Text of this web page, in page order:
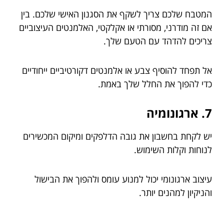
המטבח שלכם צריך לשקף את הסגנון האישי שלכם. בין
אם זה מודרני, מסורתי או אקלקטי, האלמנטים העיצוביים
צריכים להדהד עם הטעם שלך.
אל תפחד להוסיף צבע או אלמנטים דקורטיביים ייחודיים
כדי להפוך את החלל שלך באמת.
7. ארגונומיה
יש לקחת בחשבון את גובה הדלפקים ומיקום המכשירים
לנוחות וקלות השימוש.
עיצוב ארגונומי יכול למנוע עומס ולהפוך את הבישול
והניקיון למהנים יותר.